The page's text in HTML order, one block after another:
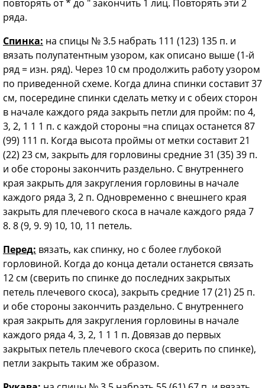
повторять от * до " закончить 1 лиц. Повторять эти 2
ряда.
Спинка: на спицы № 3.5 набрать 111 (123) 135 п. и
вязать полупатентным узором, как описано выше (1-й
ряд = изн. ряд). Через 10 см продолжить работу узором
по приведенной схеме. Когда длина спинки составит 37
см, посередине спинки сделать метку и с обеих сторон
в начале каждого ряда закрыть петли для пройм: по 4,
3, 2, 1 1 1 п. с каждой стороны =на спицах останется 87
(99) 111 п. Когда высота проймы от метки составит 21
(22) 23 см, закрыть для горловины средние 31 (35) 39 п.
и обе стороны закончить раздельно. С внутреннего
края закрыть для закругления горловины в начале
каждого ряда 3, 2 п. Одновременно с внешнего края
закрыть для плечевого скоса в начале каждого ряда 7
8. 8 (9, 9. 9) 10, 10, 11 петель.
Перед: вязать, как спинку, но с более глубокой
горловиной. Когда до конца детали останется связать
12 см (сверить по спинке до последних закрытых
петель плечевого скоса), закрыть средние 17 (21) 25 п.
и обе стороны закончить раздельно. С внутреннего
края закрыть для закругления горловины в начале
каждого ряда 4, 3, 2, 1 1 1 п. Довязав до первых
закрытых петель плечевого скоса (сверить по спинке),
петли закрыть таким же образом.